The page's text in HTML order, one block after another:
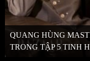
QUANG HÙNG
TRONG TẬP 5 TINH